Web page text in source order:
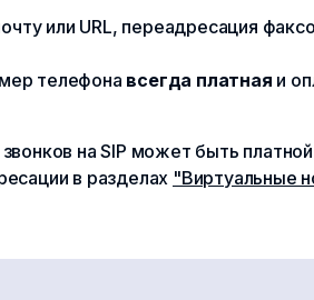
или URL, переадресация
телефона всегда платная и
на SIP может быть
в разделах "Виртуальные